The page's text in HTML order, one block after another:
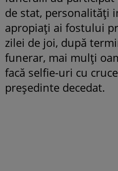
de stat, personalități
apropiați ai fostului
zilei de joi, după
funerar, mai mulți
facă selfie-uri cu
președinte decedat.